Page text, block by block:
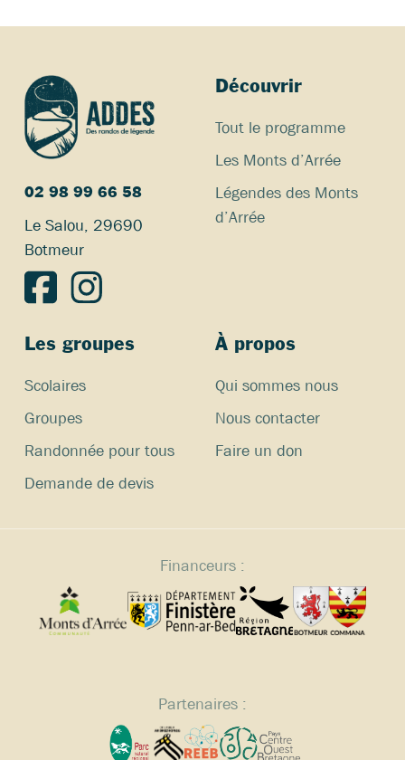
02 98 99 66 58
Le Salou, 29690
Botmeur
Découvrir
Tout le programme
Les Monts d’Arrée
Légendes des Monts
d’Arrée
Les groupes
Scolaires
Groupes
Randonnée pour tous
Demande de devis
À propos
Qui sommes nous
Nous contacter
Faire un don
Financeurs :
Partenaires :